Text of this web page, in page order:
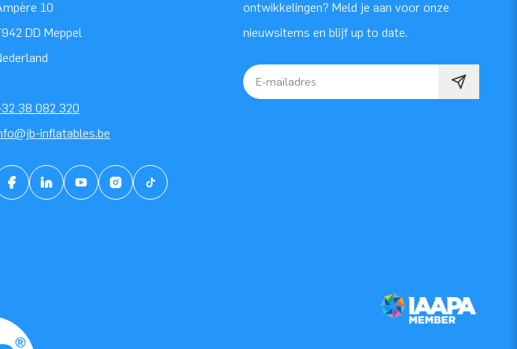
10
DD Meppel
38 082 320
inflatables.be
ontwikkelingen? Meld je aan voor onze
nieuwsitems en blijf up to date.
E-mailadres